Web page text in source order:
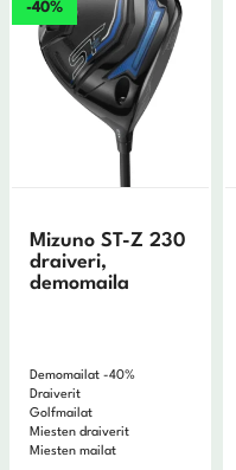
-40%
Mizuno ST-Z 230
draiveri,
demomaila
Demomailat -40%
Draiverit
Golfmailat
Miesten draiverit
Miesten mailat